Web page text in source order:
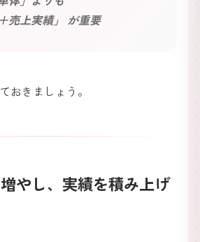
売上実績」 が重要
おきましょう。
やし、実績を積み上げ